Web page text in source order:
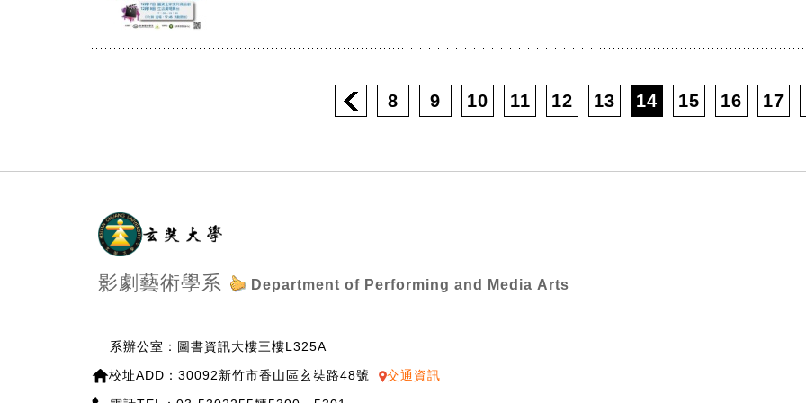
8 9 10 11 12 13 14 15 16 17
影劇藝術學系 Department of Performing and Media Arts
系辦公室：圖書資訊大樓三樓L325A
校址ADD：30092新竹市香山區玄奘路48號
交通資訊